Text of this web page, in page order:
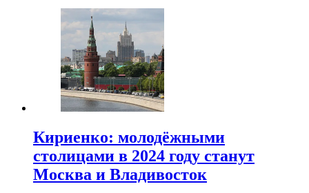
Кириенко: молодёжными
столицами в 2024 году станут
Москва и Владивосток